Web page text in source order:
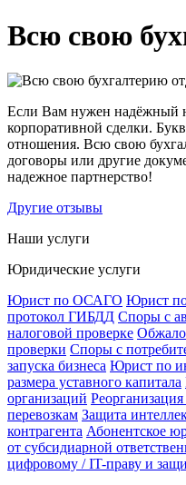
Всю свою
Если Вам нужен надёжный
корпоративной сделки.
отношения. Всю свою
договоры или другие
надежное партнерство!
Другие отзывы
Наши услуги
Юридические услуги
Юрист по ОСАГО Юрист
протокол ГИБДД Споры с
налоговой проверке
проверки Споры с
запуска бизнеса Юрист по
размера уставного капитала
организаций
перевозкам Защита
контрагента Абонентское
от субсидиарной
цифровому / IT-праву и